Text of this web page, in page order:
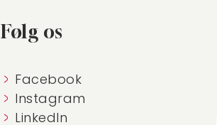
Følg os
Facebook
Instagram
LinkedIn